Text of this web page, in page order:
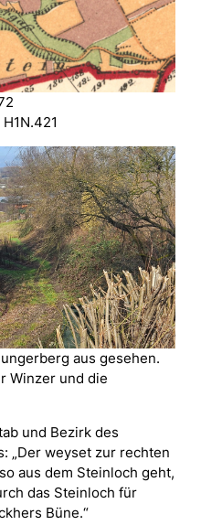
aus gesehen.
Winzer und die
und Bezirk des
„Der weyset zur rechten
aus dem Steinloch geht,
das Steinloch für
Büne.“